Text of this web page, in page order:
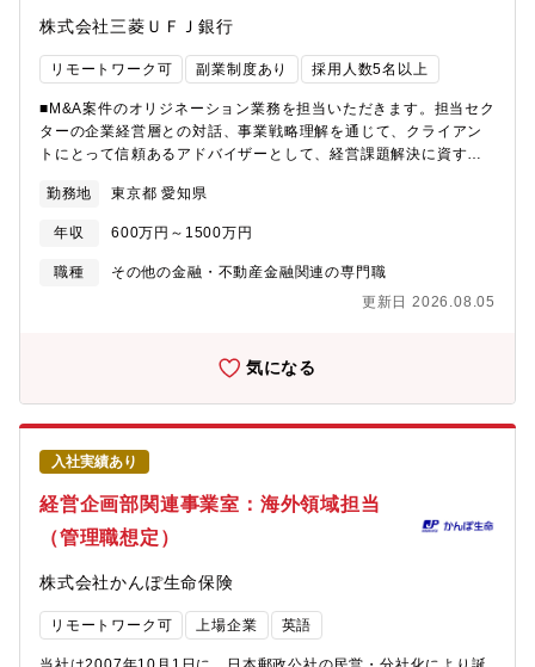
ールヘッド）となるイメージです。M&A業務経験やパフォーマン
ス次第では1年経験ののちに2年目でディールヘッドを担当いただ
くこともございます。【働き方】■個人の事情に合わせた柔軟な働
き方が可能です。・時間外労働などの労務管理は確りと運営さ
れ、安心して働ける環境となっています。現在の財務開発室メン
バーの平均残業時間は38時間前後／月・在宅勤務を推奨しつつ、
リモートワークで案件が進められるような環境になっています。
【MUFGのM&A推進体制と特徴】■大型案件は三菱UFJモルガン・
型案件は三菱UFJ銀行の財務開発室が主にFA業務を執行します。■
当、クロスボーダー担当の5チームで構成。それぞれチームヘッド
の下に複数のディールヘッドを配置し、ディールメンバーと共に
対するお客様からの信頼が強く、長期的な関係性の中で、案件を
とで、業界再編等のダイナミックな動きを肌で感じることができ
資銀行等、各業界のご経験及び知見を活かせる幅広い活躍のフィ
ールドがございます。
株式会社三菱ＵＦＪ銀行
リモートワーク可 副業制度あり 採用人数5名以上
■M&A案件のオリジネーション業務を担当いただきます。担当セク
ターの企業経営層との対話、事業戦略理解を通じて、クライアン
トにとって信頼あるアドバイザーとして、経営課題解決に資する
務】・ターゲティング・スクリーニング・主要取引条件の検討・
候補先へのコンタクト・エグゼキューション部隊との案件連携・
拠点RMに対するM&Aのリテラシーを高める指導 等〈案件規模〉
20億～500億 ※売り案件が多い【配属部署】コーポレート情報
★※M&A戦略室は2024年4月1日の中計改装に伴い、産業リサー
ち上がった部署です。【M&A戦略室の役割】・営業拠点と連携
し、経営戦略・事業戦略の実現に向けたオリジネーションを提供
しております。・M&Aオリジネーション専門組織として営業拠点
とMUFG各組織の中核を担い、MUFG内のM&A/セクター知見を活
用してお客様のニーズに機動的に対応して対応しております。・
圧倒的な実績をほこるMUFGのエグゼキューション組織（三菱
UFJモルガン・スタンレー証券や財務開発室）と密接に連携し、
M&A初期段階から一気通貫してサポートしております。【魅力ポ
イント】■残業時間も少なく、サービス残業もないため、柔軟な働
く、長期的な関係性の中で、案件を担当できるため、お客様との
関係が非常に良いです。■MUFGの有する顧客ネットワークを最大
限活用し、経営トップとのダイレクトなコンタクトができます。■
勤務地 東京都 愛知県
年収 600万円～1500万円
職種
その他の金融・不動産金融関連の専門職
更新日 2026.08.05
気になる
入社実績あり
経営企画部関連事業室：海外領域担当
（管理職想定）
株式会社かんぽ生命保険
リモートワーク可 上場企業 英語